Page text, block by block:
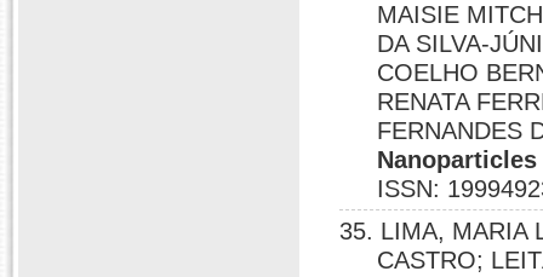
MAISIE
DA SILVA-
COELHO
RENATA
FERNANDES
ISSN:
35. LIMA, MARIA
CASTRO;